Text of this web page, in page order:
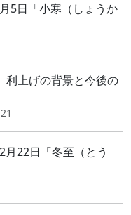
5日「小寒（しょうか
上げの背景と今後の
22日「冬至（とう